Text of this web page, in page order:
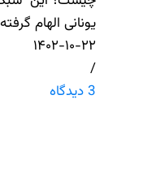
یونانی الهام
۱۴۰۲-۱۰-۲۲
/
3 دیدگاه